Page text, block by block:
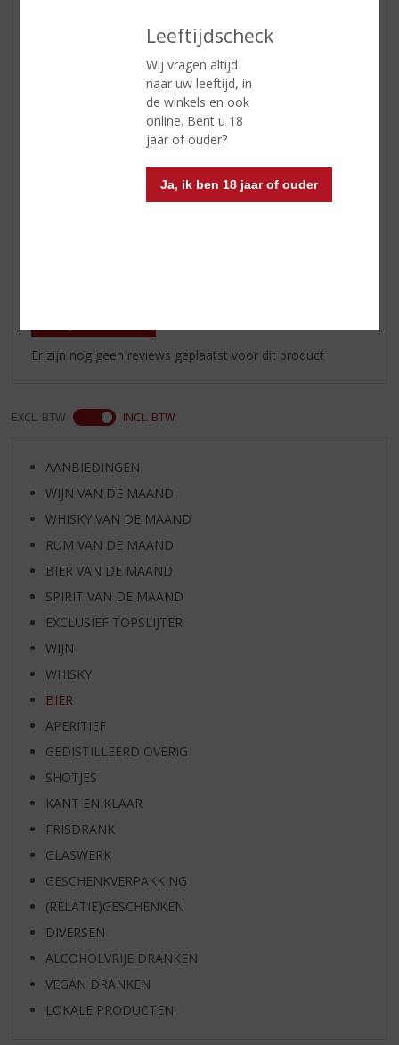
Leeftijdscheck
Wij vragen altijd
naar uw leeftijd, in
de winkels en ook
online. Bent u 18
jaar of ouder?
Ja, ik ben 18 jaar of ouder
In winkelmand
ETIKETINFORMATIE
Land van Herkomst
33 CL
Er zijn nog geen reviews geplaatst voor dit product
EXCL. BTW INCL. BTW
AANBIEDINGEN
WIJN VAN DE MAAND
WHISKY VAN DE MAAND
RUM VAN DE MAAND
BIER VAN DE MAAND
SPIRIT VAN DE MAAND
EXCLUSIEF TOPSLIJTER
WIJN
WHISKY
BIER
APERITIEF
GEDISTILLEERD OVERIG
SHOTJES
KANT EN KLAAR
FRISDRANK
GLASWERK
GESCHENKVERPAKKING
(RELATIE)GESCHENKEN
DIVERSEN
ALCOHOLVRIJE DRANKEN
VEGAN DRANKEN
LOKALE PRODUCTEN